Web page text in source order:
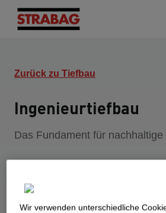
Zurück zu Tiefbau
Ingenieurtiefbau
Das Fundament für
Wir verwenden unterschiedliche